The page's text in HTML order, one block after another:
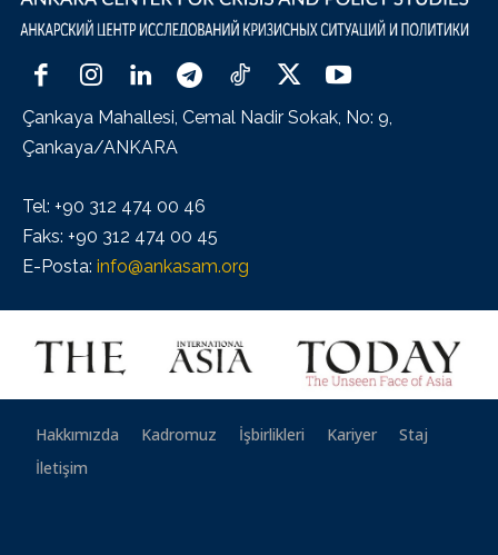
Çankaya Mahallesi, Cemal Nadir Sokak, No: 9,
Çankaya/ANKARA
Tel: +90 312 474 00 46
Faks: +90 312 474 00 45
E-Posta: info@ankasam.org
Hakkımızda Kadromuz İşbirlikleri Kariyer
Staj
İletişim